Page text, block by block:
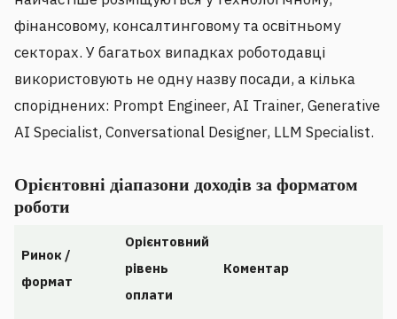
фінансовому, консалтинговому та освітньому
секторах. У багатьох випадках роботодавці
використовують не одну назву посади, а кілька
споріднених: Prompt Engineer, AI Trainer, Generative
AI Specialist, Conversational Designer, LLM Specialist.
Орієнтовні діапазони доходів за форматом
роботи
Ринок /
формат
Орієнтовний
рівень
оплати
Коментар